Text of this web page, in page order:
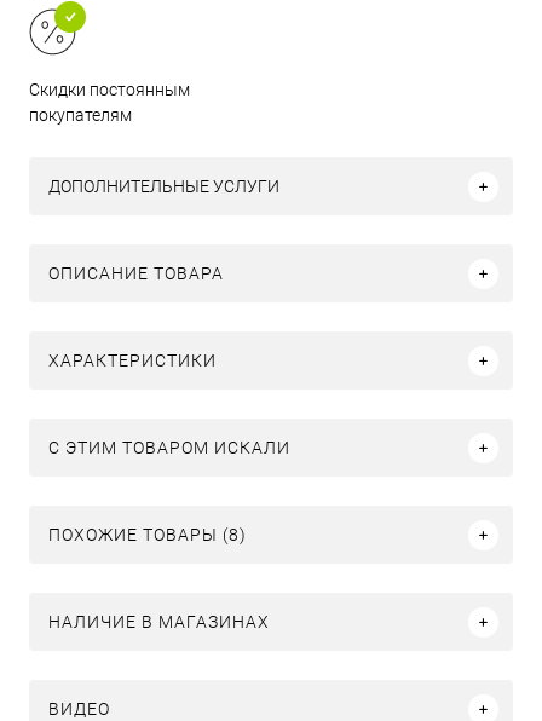
Скидки постоянным
покупателям
ДОПОЛНИТЕЛЬНЫЕ УСЛУГИ
ОПИСАНИЕ ТОВАРА
ХАРАКТЕРИСТИКИ
C ЭТИМ ТОВАРОМ ИСКАЛИ
ПОХОЖИЕ ТОВАРЫ (8)
НАЛИЧИЕ В МАГАЗИНАХ
ВИДЕО